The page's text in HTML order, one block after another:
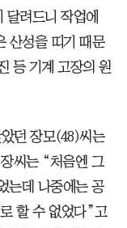
달려드니 작업에
산성을 띠기 때문
등 기계 고장의 원
던 장모(48)씨는
씨는 “처음엔 그
는데 나중에는 공
할 수 없었다”고